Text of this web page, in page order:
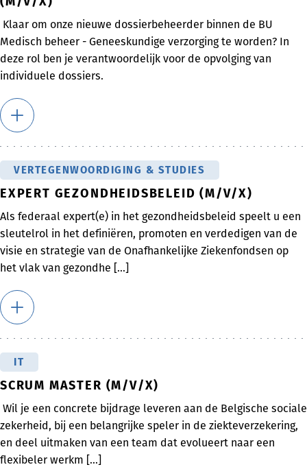
Klaar om onze nieuwe dossierbeheerder binnen de BU
Medisch beheer - Geneeskundige verzorging te worden? In
deze rol ben je verantwoordelijk voor de opvolging van
individuele dossiers.
VERTEGENWOORDIGING & STUDIES
EXPERT GEZONDHEIDSBELEID (M/V/X)
Als federaal expert(e) in het gezondheidsbeleid speelt u een
sleutelrol in het definiëren, promoten en verdedigen van de
visie en strategie van de Onafhankelijke Ziekenfondsen op
het vlak van gezondhe [...]
IT
SCRUM MASTER (M/V/X)
Wil je een concrete bijdrage leveren aan de Belgische sociale
zekerheid, bij een belangrijke speler in de ziekteverzekering,
en deel uitmaken van een team dat evolueert naar een
flexibeler werkm [...]